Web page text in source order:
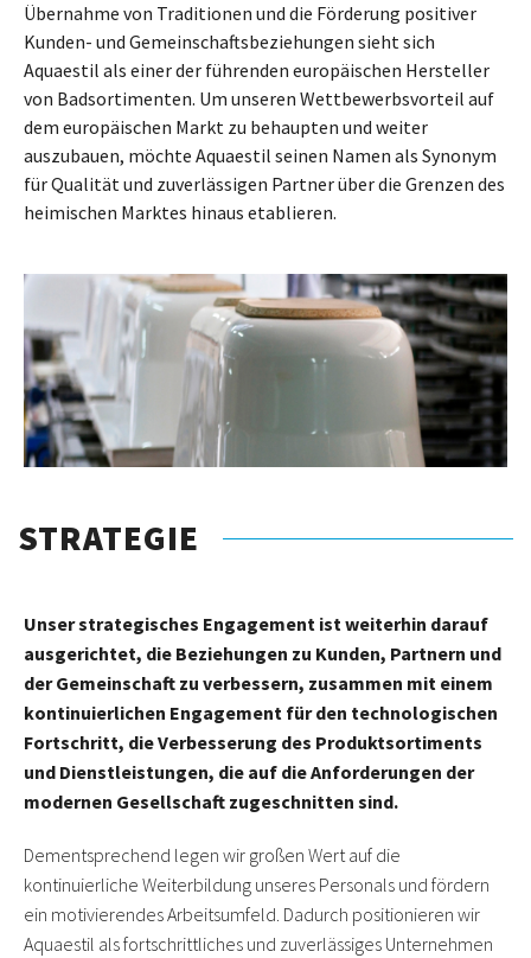
Übernahme von Traditionen und die Förderung positiver
Kunden- und Gemeinschaftsbeziehungen sieht sich
Aquaestil als einer der führenden europäischen Hersteller
von Badsortimenten. Um unseren Wettbewerbsvorteil auf
dem europäischen Markt zu behaupten und weiter
auszubauen, möchte Aquaestil seinen Namen als Synonym
für Qualität und zuverlässigen Partner über die Grenzen des
heimischen Marktes hinaus etablieren.
STRATEGIE
Unser strategisches Engagement ist weiterhin darauf
ausgerichtet, die Beziehungen zu Kunden, Partnern und
der Gemeinschaft zu verbessern, zusammen mit einem
kontinuierlichen Engagement für den technologischen
Fortschritt, die Verbesserung des Produktsortiments
und Dienstleistungen, die auf die Anforderungen der
modernen Gesellschaft zugeschnitten sind.
Dementsprechend legen wir großen Wert auf die
kontinuierliche Weiterbildung unseres Personals und fördern
ein motivierendes Arbeitsumfeld. Dadurch positionieren wir
Aquaestil als fortschrittliches und zuverlässiges Unternehmen